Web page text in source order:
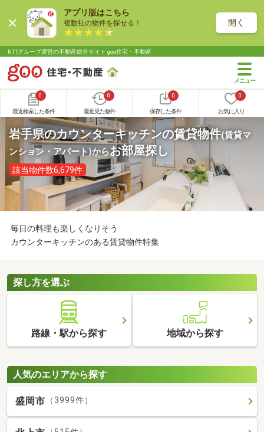
アプリ版はこちら
複数社の物件を探せる！ 開く
NTTグループ運営の不動産総合サイト goo住宅・不動産
0
最近検索した条件
0
最近見た物件
0
保存した条件
0
お気に入り
岩手県のカウンターキッチンの賃貸物件(賃貸マ
ンション・アパート)からお部屋探し
該当物件数6,679件
毎日の料理も楽しくなりそう
カウンターキッチンのある賃貸物件特集
探し方を選ぶ
路線・駅から探す 地域から探す
人気のエリアから探す
盛岡市 （3999件）